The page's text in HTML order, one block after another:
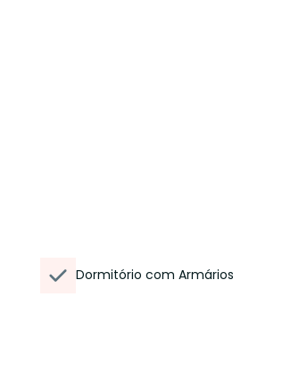
Dormitório com Armários